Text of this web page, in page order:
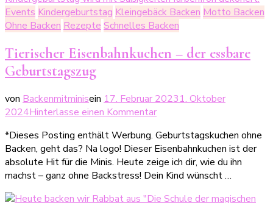
Events Kindergeburtstag Kleingebäck Backen Motto Backen
Ohne Backen Rezepte Schnelles Backen
Tierischer Eisenbahnkuchen – der essbare
Geburtstagszug
von Backenmitminisein 17. Februar 20231. Oktober
2024Hinterlasse einen Kommentarzu
Eisenbahnkuchen
–
der
essbare
Geburtstagszug
*Dieses Posting enthält Werbung. Geburtstagskuchen ohne
Backen, geht das? Na logo! Dieser Eisenbahnkuchen ist der
absolute Hit für die Minis. Heute zeige ich dir, wie du ihn
machst – ganz ohne Backstress! Dein Kind wünscht …